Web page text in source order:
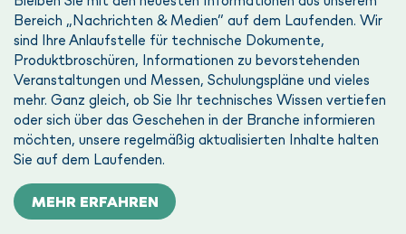
Bereich „Nachrichten & Medien” auf dem Laufenden. Wir
sind Ihre Anlaufstelle für technische Dokumente,
Produktbroschüren, Informationen zu bevorstehenden
Veranstaltungen und Messen, Schulungspläne und vieles
mehr. Ganz gleich, ob Sie Ihr technisches Wissen vertiefen
oder sich über das Geschehen in der Branche informieren
möchten, unsere regelmäßig aktualisierten Inhalte halten
Sie auf dem Laufenden.
MEHR ERFAHREN